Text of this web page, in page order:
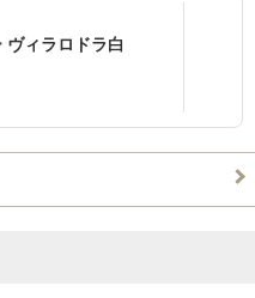
ヴィラロドラ白